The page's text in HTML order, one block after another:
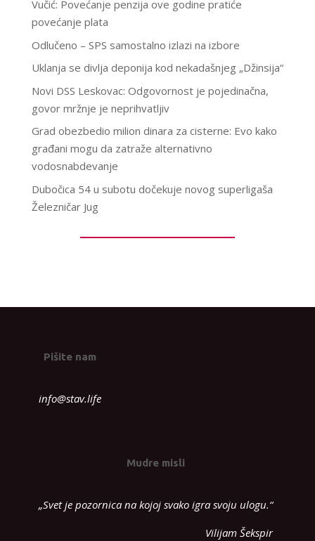
Vučić: Povećanje penzija ove godine pratiće
povećanje plata
Odlučeno – SPS samostalno izlazi na izbore
Uklanja se divlja deponija kod nekadašnjeg „Džinsija“
Novi DSS Leskovac: Odgovornost je pojedinačna,
govor mržnje je neprihvatljiv
Grad obezbedio milion dinara za cisterne: Evo kako
građani mogu da zatraže alternativno
vodosnabdevanje
Dubočica 54 u subotu dočekuje novog superligaša
Železničar Jug
Pišite nam
info@stav.life
Mudre misli
„Svet je pozornica na kojoj svako igra svoju ulogu.“
Vilijam Šekspir